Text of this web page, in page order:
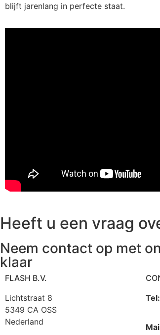
blijft jarenlang in perfecte staat.
Heeft u een vraag
Neem contact op met
klaar
FLASH B.V.
Lichtstraat 8
5349 CA OSS
Nederland
Tel: